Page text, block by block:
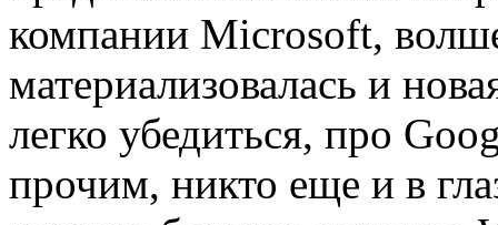
компании Microsoft,
материализовалась и
легко убедиться, про
прочим, никто еще и в